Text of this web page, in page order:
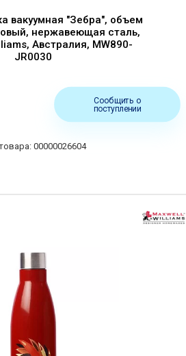
вакуумная "Зебра", объем
нержавеющая сталь,
Австралия, MW890-
JR0030
Сообщить о
поступлении
00000026604